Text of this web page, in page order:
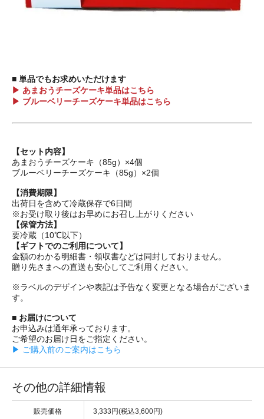
■ 単品でもお求めいただけます
▶ あまおうチーズケーキ単品はこちら
▶ ブルーベリーチーズケーキ単品はこちら
【セット内容】
あまおうチーズケーキ（85g）×4個
ブルーベリーチーズケーキ（85g）×2個
【消費期限】
出荷日を含めて冷蔵保存で6日間
※お受け取り後はお早めにお召し上がりください
【保管方法】
要冷蔵（10℃以下）
【ギフトでのご利用について】
金額のわかる明細書・領収書などは同封しておりません。
贈り先さまへの直送も安心してご利用ください。
※ラベルのデザインや表記は予告なく変更となる場合がございま
す。
■ お届けについて
お申込みは通年承っております。
ご希望のお届け日をご指定ください。
▶ ご購入前のご案内はこちら
その他の詳細情報
販売価格 3,333円(税込3,600円)